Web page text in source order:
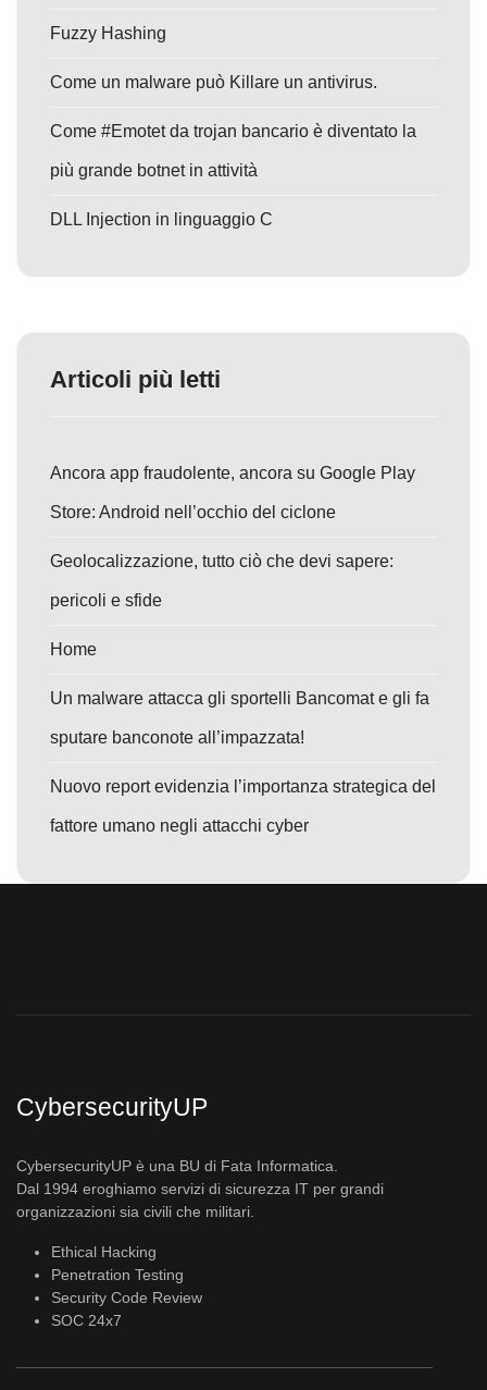
Fuzzy Hashing
Come un malware può Killare un antivirus.
Come #Emotet da trojan bancario è diventato la
più grande botnet in attività
DLL Injection in linguaggio C
Articoli più letti
Ancora app fraudolente, ancora su Google Play
Store: Android nell’occhio del ciclone
Geolocalizzazione, tutto ciò che devi sapere:
pericoli e sfide
Home
Un malware attacca gli sportelli Bancomat e gli fa
sputare banconote all’impazzata!
Nuovo report evidenzia l’importanza strategica del
fattore umano negli attacchi cyber
CybersecurityUP
CybersecurityUP è una BU di Fata Informatica.
Dal 1994 eroghiamo servizi di sicurezza IT per grandi
organizzazioni sia civili che militari.
Ethical Hacking
Penetration Testing
Security Code Review
SOC 24x7